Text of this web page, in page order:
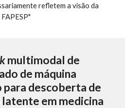
refletem a visão da
FAPESP"
multimodal de
de máquina
descoberta de
em medicina